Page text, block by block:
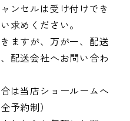
ンセルは受け付けでき
求めください。
ますが、万が一、配送
配送会社へお問い合わ
は当店ショールームへ
予約制）